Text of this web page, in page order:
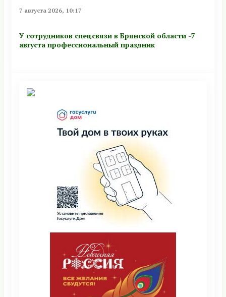
7 августа 2026, 10:17
У сотрудников спецсвязи в Брянской области -7
августа профессиональный праздник